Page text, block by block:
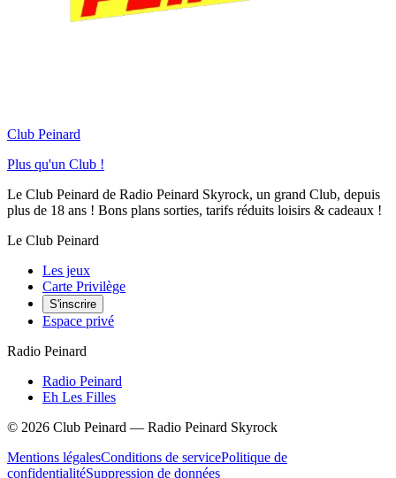
Club Peinard
Plus qu'un Club !
Le Club Peinard de Radio Peinard Skyrock, un grand Club, depuis
plus de 18 ans ! Bons plans sorties, tarifs réduits loisirs & cadeaux !
Le Club Peinard
Les jeux
Carte Privilège
S'inscrire
Espace privé
Radio Peinard
Radio Peinard
Eh Les Filles
© 2026 Club Peinard — Radio Peinard Skyrock
Mentions légalesConditions de servicePolitique de
confidentialitéSuppression de données